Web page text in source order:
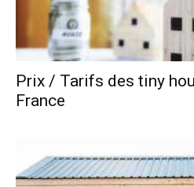
Prix / Tarifs des tiny
France